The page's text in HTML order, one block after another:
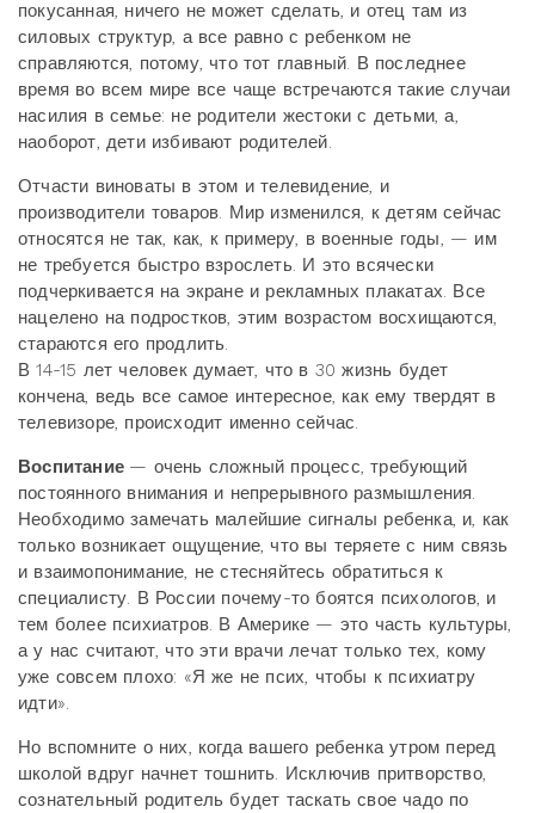
покусанная, ничего не может сделать, и отец там из
силовых структур, а все равно с ребенком не
справляются, потому, что тот главный. В последнее
время во всем мире все чаще встречаются такие случаи
насилия в семье: не родители жестоки с детьми, а,
наоборот, дети избивают родителей.
Отчасти виноваты в этом и телевидение, и
производители товаров. Мир изменился, к детям сейчас
относятся не так, как, к примеру, в военные годы, — им
не требуется быстро взрослеть. И это всячески
подчеркивается на экране и рекламных плакатах. Все
нацелено на подростков, этим возрастом восхищаются,
стараются его продлить.
В 14-15 лет человек думает, что в 30 жизнь будет
кончена, ведь все самое интересное, как ему твердят в
телевизоре, происходит именно сейчас.
Воспитание — очень сложный процесс, требующий
постоянного внимания и непрерывного размышления.
Необходимо замечать малейшие сигналы ребенка, и, как
только возникает ощущение, что вы теряете с ним связь
и взаимопонимание, не стесняйтесь обратиться к
специалисту. В России почему-то боятся психологов, и
тем более психиатров. В Америке — это часть культуры,
а у нас считают, что эти врачи лечат только тех, кому
уже совсем плохо: «Я же не псих, чтобы к психиатру
идти».
Но вспомните о них, когда вашего ребенка утром перед
школой вдруг начнет тошнить. Исключив притворство,
сознательный родитель будет таскать свое чадо по